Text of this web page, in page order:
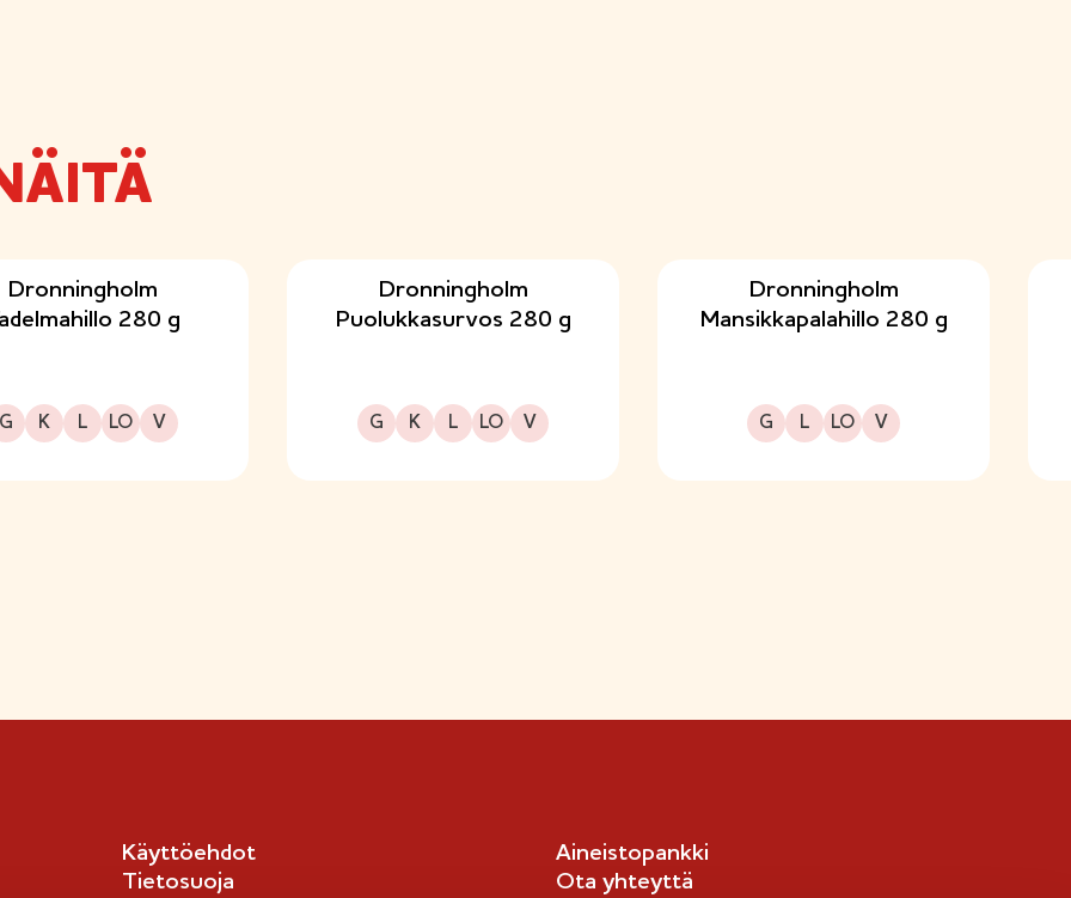
Dronningholm
280 g
G
Gluteeniton K
Kuitupitoinen L
Laktoositon LO
Sopii lakto-ovo ruokavalioon V
Sopii vegaaniseen ruokavalioon
Dronningholm
Puolukkasurvos 280 g
G
Gluteeniton K
Kuitupitoinen L
Laktoositon LO
Sopii lakto-ovo ruokavalioon V
Sopii vegaaniseen ruokavalioon
Dronningholm
Mansikkapalahillo 280 g
G
Gluteeniton L
Laktoositon LO
Sopii lakto-ovo ruokavalioon V
Sopii vegaaniseen ruokavalioon
Käyttöehdot
Tietosuoja
Aineistopankki
Ota yhteyttä